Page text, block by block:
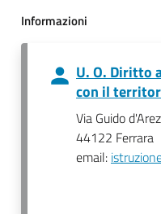
Informazioni
U. O. Diritto
con il
Via Guido
44122 Ferrara
email: